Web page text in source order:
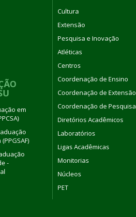
em
-
Cultura
Extensão
Pesquisa e Inovação
Atléticas
Centros
Coordenação de Ensino
Coordenação de Extensão
Coordenação de Pesquisa
Diretórios Acadêmicos
Laboratórios
Ligas Acadêmicas
Monitorias
Núcleos
PET